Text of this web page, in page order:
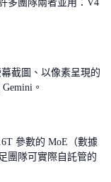
多團隊兩者並用：V4
截圖、以像素呈現的
。
參數的 MoE（數據
團隊可實際自託管的